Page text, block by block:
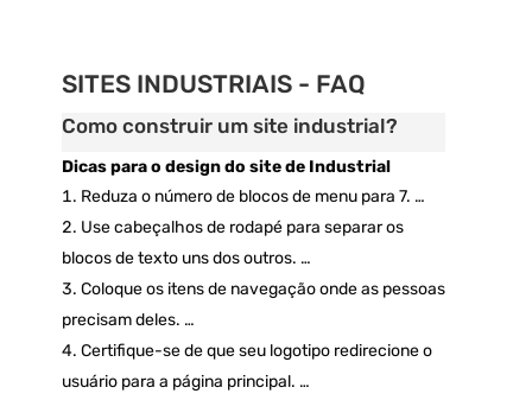
SITES INDUSTRIAIS - FAQ
Como construir um site industrial?
Dicas para o design do site de Industrial
Reduza o número de blocos de menu para 7. …
Use cabeçalhos de rodapé para separar os
blocos de texto uns dos outros. …
Coloque os itens de navegação onde as pessoas
precisam deles. …
Certifique-se de que seu logotipo redirecione o
usuário para a página principal. …